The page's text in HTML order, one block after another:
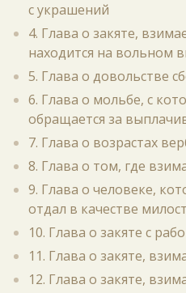
с украшений
4. Глава о закяте,
находится на вольном
5. Глава о довольстве
6. Глава о мольбе, с
обращается за
7. Глава о возрастах
8. Глава о том, где
9. Глава о человеке,
отдал в качестве
10. Глава о закяте с
11. Глава о закяте,
12. Глава о закяте,